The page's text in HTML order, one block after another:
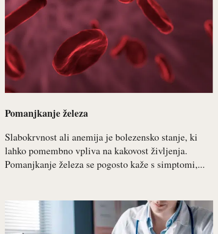
Pomanjkanje železa
Slabokrvnost ali anemija je bolezensko stanje, ki
lahko pomembno vpliva na kakovost življenja.
Pomanjkanje železa se pogosto kaže s simptomi,...